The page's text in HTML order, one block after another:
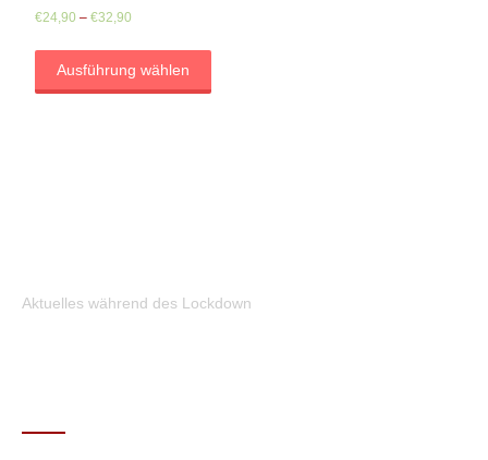
€24,90 – €32,90
Ausführung wählen
Aktuelles während des Lockdown